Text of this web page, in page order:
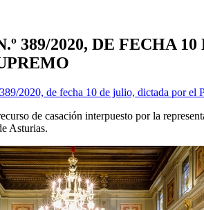
389/2020, DE FECHA
2020, de fecha 10 de julio, dictada por
de casación interpuesto por la
Asturias.